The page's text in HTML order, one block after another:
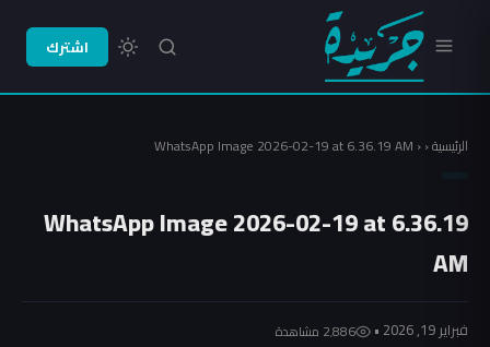
اشترك
الرئيسية‹
‹
WhatsApp Image 2026-02-19 at 6.36.19 AM
WhatsApp Image 2026-02-19 at 6.36.19
AM
فبراير 19, 2026 • 2٬886 مشاهدة